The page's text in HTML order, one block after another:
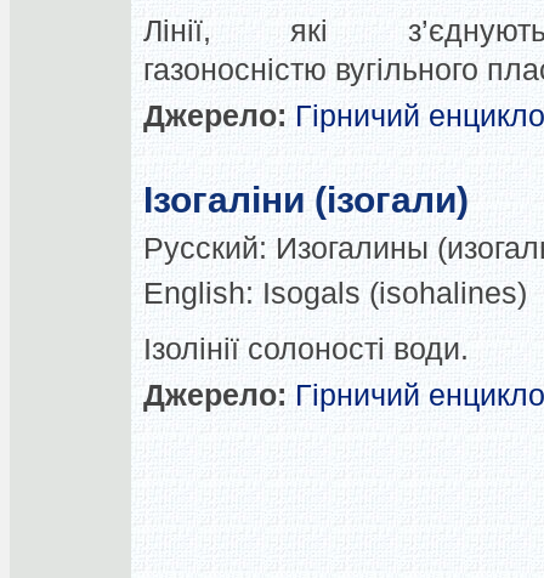
Лінії, які
газоносністю вугільного
Джерело: Гірничий
Ізогаліни (ізогали)
Русский: Изогалины
English: Isogals (isohalines)
Ізолінії солоності води.
Джерело: Гірничий